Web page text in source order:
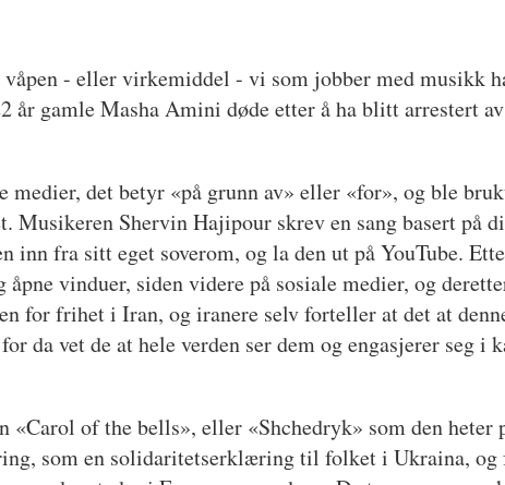
- eller virkemiddel - vi som jobber med musikk
år gamle Masha Amini døde etter å ha blitt arrestert
medier, det betyr «på grunn av» eller «for», og ble
Shervin Hajipour skrev en sang basert på
inn fra sitt eget soverom, og la den ut på YouTube.
vinduer, siden videre på sosiale medier, og
for frihet i Iran, og iranere selv forteller at det at
da vet de at hele verden ser dem og engasjerer seg i
«Carol of the bells», eller «Shchedryk» som den
som en solidaritetserklæring til folket i Ukraina,